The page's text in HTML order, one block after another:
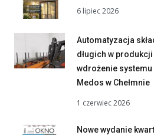
6 lipiec 2026
Automatyzacja
długich w
wdrożenie
Medos w Chełmnie
1 czerwiec 2026
Nowe wydanie